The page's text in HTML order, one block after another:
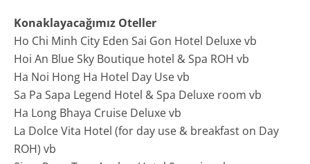
Konaklayacağımız Oteller
Ho Chi Minh City Eden Sai Gon Hotel Deluxe vb
Hoi An Blue Sky Boutique hotel & Spa ROH vb
Ha Noi Hong Ha Hotel Day Use vb
Sa Pa Sapa Legend Hotel & Spa Deluxe room vb
Ha Long Bhaya Cruise Deluxe vb
La Dolce Vita Hotel (for day use & breakfast on Day
ROH) vb